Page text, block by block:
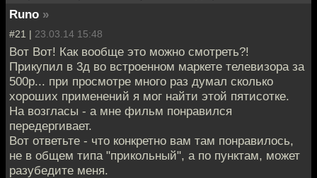
Runo »
#21 | 23.03.14 15:48
Вот Вот! Как вообще это можно смотреть?!
Прикупил в 3д во встроенном маркете телевизора за
500р... при просмотре много раз думал сколько
хороших применений я мог найти этой пятисотке.
На возгласы - а мне фильм понравился
передергивает.
Вот ответьте - что конкретно вам там понравилось,
не в общем типа "прикольный", а по пунктам, может
разубедите меня.